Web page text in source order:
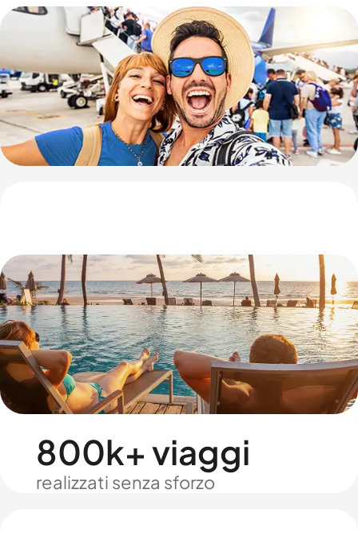
800k+ viaggi
realizzati senza sforzo